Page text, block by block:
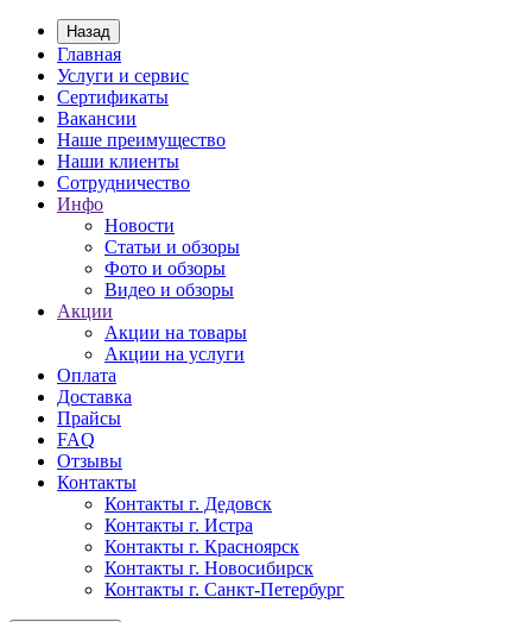
Назад
Главная
Услуги и сервис
Сертификаты
Вакансии
Наше преимущество
Наши клиенты
Сотрудничество
Инфо
Новости
Статьи и обзоры
Фото и обзоры
Видео и обзоры
Акции
Акции на товары
Акции на услуги
Оплата
Доставка
Прайсы
FAQ
Отзывы
Контакты
Контакты г. Дедовск
Контакты г. Истра
Контакты г. Красноярск
Контакты г. Новосибирск
Контакты г. Санкт-Петербург